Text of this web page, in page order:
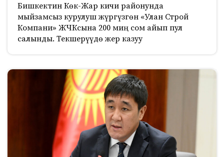
Бишкектин Көк-Жар кичи районунда
мыйзамсыз курулуш жүргүзгөн «Улан Строй
Компани» ЖЧКсына 200 миң сом айып пул
салынды. Текшерүүдө жер казуу